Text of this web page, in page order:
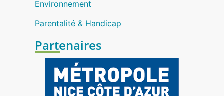
Environnement
Parentalité & Handicap
Partenaires